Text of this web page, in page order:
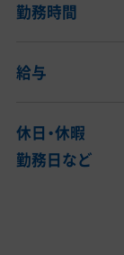
勤務時間
給与
休日・休暇
勤務日など